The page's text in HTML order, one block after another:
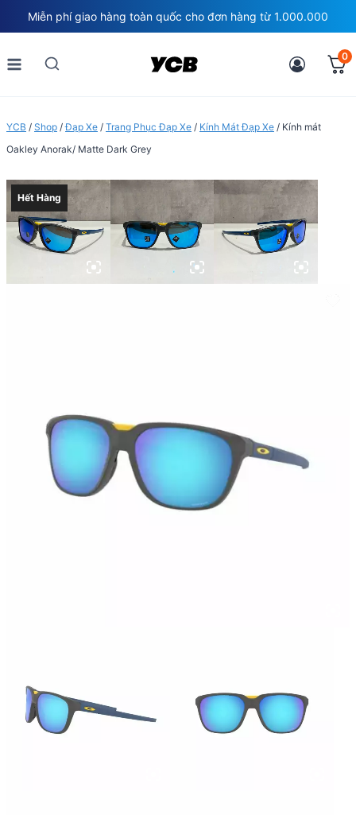
to
content
Miễn phí giao hàng toàn quốc cho đơn hàng từ 1.000.000
0
YCB / Shop /Đạp Xe / Trang Phục Đạp Xe / Kính Mát Đạp Xe / Kính mát
Oakley Anorak/ Matte Dark Grey
Hết Hàng